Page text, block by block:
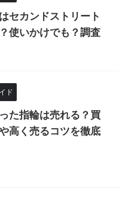
セカンドストリート
使いかけでも？調査
ド
た指輪は売れる？買
高く売るコツを徹底